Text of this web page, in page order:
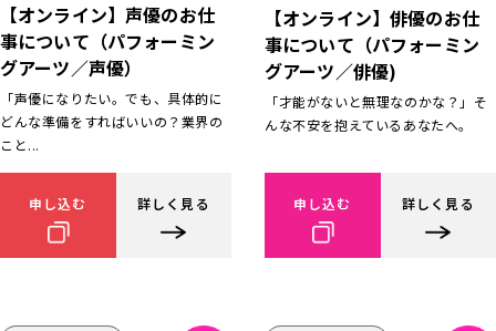
【オンライン】声優のお仕
事について（パフォーミン
グアーツ／声優）
「声優になりたい。でも、具体的に
どんな準備をすればいいの？業界の
こと...
申し込む 詳しく見る
【オンライン】俳優のお仕
事について（パフォーミン
グアーツ／俳優)
「才能がないと無理なのかな？」そ
んな不安を抱えているあなたへ。
申し込む 詳しく見る